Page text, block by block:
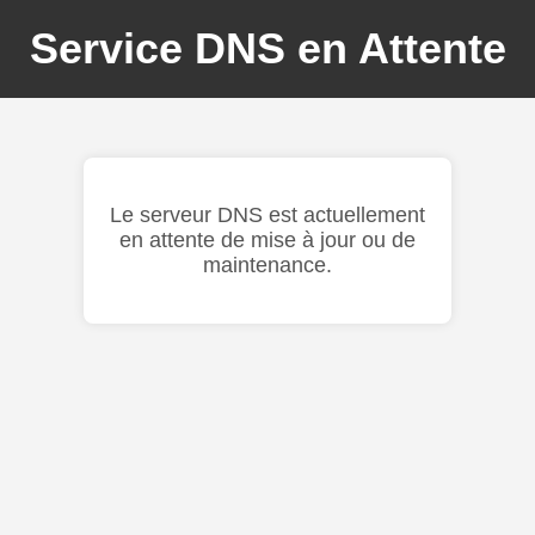
Service DNS en Attente
Le serveur DNS est actuellement
en attente de mise à jour ou de
maintenance.